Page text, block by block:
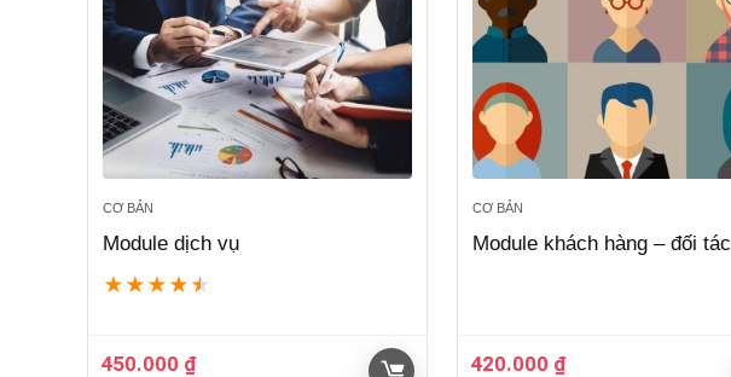
CƠ BẢN
Module dịch vụ
★ ★ ★ ★ ★
450.000 ₫
CƠ BẢN
Module khách hàng – đối tác
420.000 ₫